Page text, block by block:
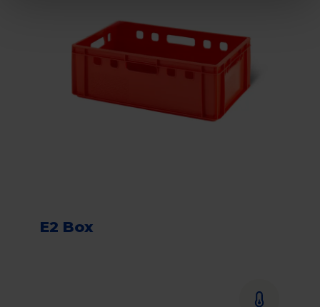
E2 Box